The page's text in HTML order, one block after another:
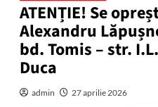
ATENȚIE! Se
Alexandru
bd. Tomis – str.
Duca
admin 27 aprilie 2026